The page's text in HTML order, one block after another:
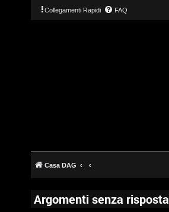
Collegamenti Rapidi FAQ
Casa DAG
Argomenti senza risposta